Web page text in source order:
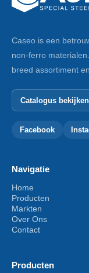
Caseo is een
non-ferro
breed assortiment
Catalogus bekijken
Facebook
Navigatie
Home
Producten
Markten
Over Ons
Contact
Producten